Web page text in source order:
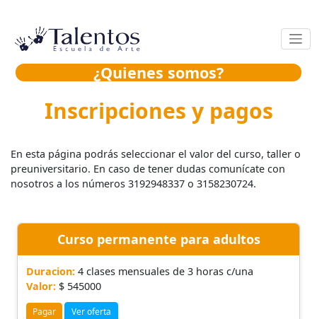
Navegación principal
¿Quienes somos?
Inscripciones y pagos
En esta página podrás seleccionar el valor del curso, taller o
preuniversitario. En caso de tener dudas comunícate con
nosotros a los números 3192948337 o 3158230724.
Curso permanente para adultos
Duracion: 4 clases mensuales de 3 horas c/una
Valor: $ 545000
Pagar Ver oferta